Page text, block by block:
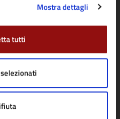
Mostra dettagli
tutti
Imprese e commercio
Mobilità e trasporti